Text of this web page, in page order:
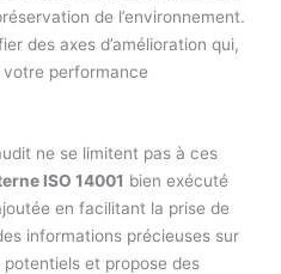
de l’environnement.
des axes d’amélioration qui,
performance
ne se limitent pas à ces
ISO 14001 bien exécuté
en facilitant la prise de
informations précieuses sur
et propose des